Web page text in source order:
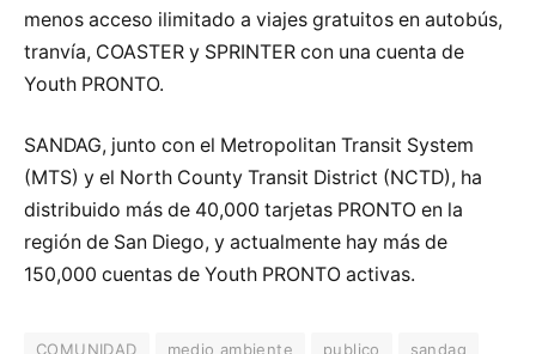
menos acceso ilimitado a viajes gratuitos en autobús,
tranvía, COASTER y SPRINTER con una cuenta de
Youth PRONTO.
SANDAG, junto con el Metropolitan Transit System
(MTS) y el North County Transit District (NCTD), ha
distribuido más de 40,000 tarjetas PRONTO en la
región de San Diego, y actualmente hay más de
150,000 cuentas de Youth PRONTO activas.
COMUNIDAD medio ambiente publico
sandag